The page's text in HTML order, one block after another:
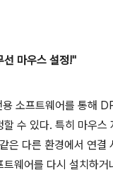
선 마우스 설정!"
소프트웨어를 통해
수 있다. 특히 마우스
은 다른 환경에서 연결
트웨어를 다시 설치하거